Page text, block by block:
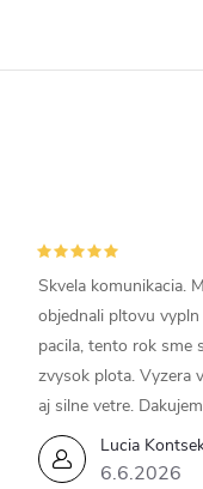
Lucia
6.6.2026
Skvela komunikacia.
objednali pltovu
pacila, tento rok sme
zvysok plota. Vyzera
aj silne vetre.